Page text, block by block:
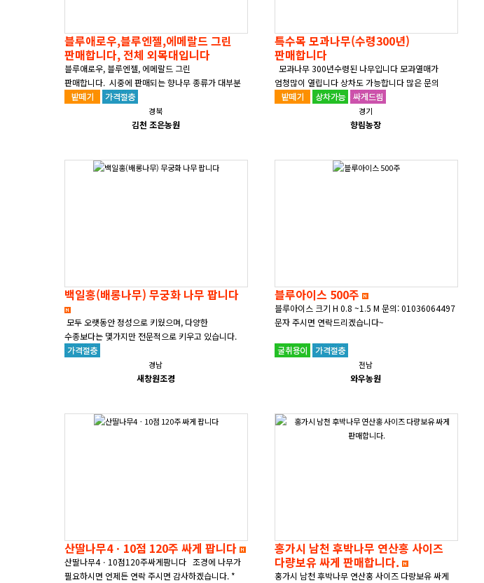
블루애로우,블루엔젤,에메랄드 그린
판매합니다, 전체 외목대입니다
블루애로우, 블루엔젤, 에메랄드 그린
판매합니다. 시중에 판매되는 향나무 종류가 대부분
다목대로 유통되는 걸 보고 너무 보기 싫어서 저는..
경북
김천 조은농원
특수목 모과나무(수령300년)
판매합니다
모과나무 300년수령된 나무입니다 모과열매가
엄청많이 열립니다 상차도 가능합니다 많은 문의
바랍니다 감사합니다~~^^..
경기
향림농장
백일홍(배롱나무) 무궁화 나무 팝니다
모두 오랫동안 정성으로 키웠으며, 다양한
수종보다는 몇가지만 전문적으로 키우고 있습니다.
농장에 도로가에 인접하여 굴취 및 상차에
경남
새창원조경
블루아이스 500주
블루아이스 크기 H 0.8 ~1.5 M 문의: 01036064497
문자 주시면 연락드리겠습니다~
전남
와우농원
산딸나무4ㆍ10점 120주 싸게 팝니다
산딸나무4ㆍ10점120주싸게팜니다 조경에 나무가
필요하시면 언제든 연락 주시면 감사하겠습니다. *
홍가시 남천 후박나무 연산홍 사이즈
다량보유 싸게 판매합니다.
홍가시 남천 후박나무 연산홍 사이즈 다량보유 싸게